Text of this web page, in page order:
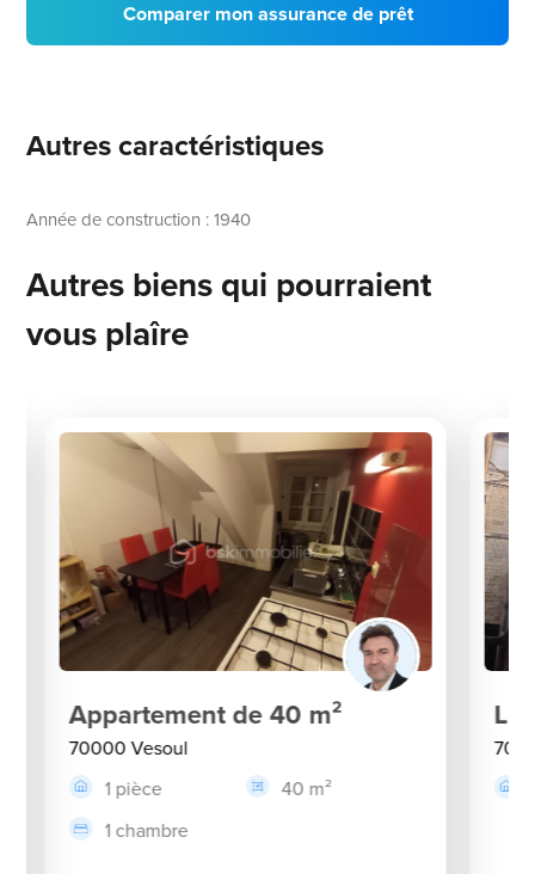
Comparer mon assurance de prêt
Autres caractéristiques
Année de construction : 1940
Autres biens qui pourraient
vous plaîre
Appartement de 40 m²
70000 Vesoul
1 pièce
40 m²
1 chambre